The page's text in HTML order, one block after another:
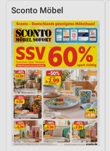
Sconto Möbel